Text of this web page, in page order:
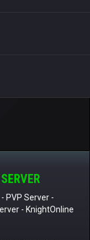
- PVP Server -
- KnightOnline